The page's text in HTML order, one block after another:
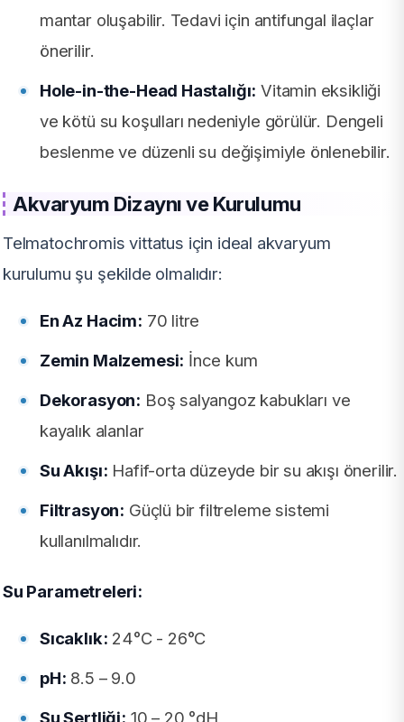
mantar oluşabilir. Tedavi için antifungal ilaçlar
önerilir.
Hole-in-the-Head Hastalığı: Vitamin eksikliği
ve kötü su koşulları nedeniyle görülür. Dengeli
beslenme ve düzenli su değişimiyle önlenebilir.
Akvaryum Dizaynı ve Kurulumu
Telmatochromis vittatus için ideal akvaryum
kurulumu şu şekilde olmalıdır:
En Az Hacim: 70 litre
Zemin Malzemesi: İnce kum
Dekorasyon: Boş salyangoz kabukları ve
kayalık alanlar
Su Akışı: Hafif-orta düzeyde bir su akışı önerilir.
Filtrasyon: Güçlü bir filtreleme sistemi
kullanılmalıdır.
Su Parametreleri:
Sıcaklık: 24°C - 26°C
pH: 8.5 – 9.0
Su Sertliği: 10 – 20 °dH